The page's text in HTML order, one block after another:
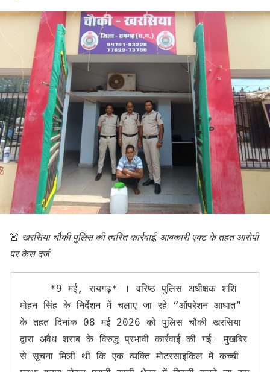
🚨 खरसिया चौकी पुलिस की त्वरित कार्रवाई, आबकारी एक्ट के तहत आरोपी
पर केस दर्ज
मोहन सिंह के निर्देशन में चलाए जा रहे “ऑपरेशन आघात”
के तहत दिनांक 08 मई 2026 को पुलिस चौकी खरसिया
द्वारा अवैध शराब के विरुद्ध प्रभावी कार्रवाई की गई। मुखबिर
से सूचना मिली थी कि एक व्यक्ति मोटरसाइकिल में कच्ची